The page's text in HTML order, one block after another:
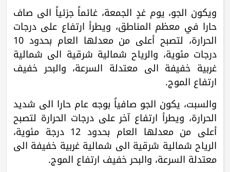
ويكون الجو، يوم غدٍ الجمعة، غائماً جزئياً الى صاف
حارا في معظم المناطق، ويطرأ ارتفاع على درجات
الحرارة، لتصبح أعلى من معدلها العام بحدود 10
درجات مئوية، والرياح شمالية شرقية الى شمالية
غربية خفيفة الى معتدلة السرعة، والبحر خفيف
ارتفاع الموج.
والسبت، يكون الجو صافياً بوجه عام حارا الى شديد
الحرارة، ويطرأ ارتفاع آخر على درجات الحرارة لتصبح
أعلى من معدلها العام بحدود 12 درجة مئوية،
الرياح شمالية شرقية الى شمالية غربية خفيفة الى
معتدلة السرعة، والبحر خفيف ارتفاع الموج.